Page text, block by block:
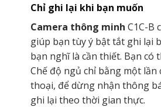
Chỉ ghi lại khi bạn muốn
Camera thông minh C1C-B
giúp bạn tùy ý bật tắt ghi lại
bạn nghĩ là cần thiết. Bạn có
Chế độ ngủ chỉ bằng một lần
thoại, để dừng nhận thông
ghi lại theo thời gian thực.